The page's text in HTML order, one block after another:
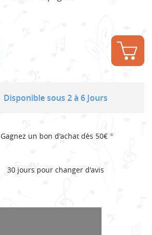
Disponible sous 2 à 6 Jours
Gagnez un bon d'achat dès 50€ *
30 jours pour changer d'avis